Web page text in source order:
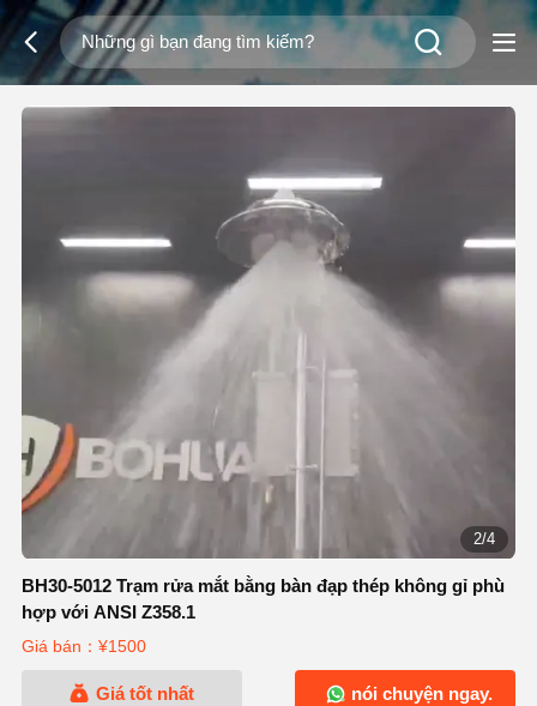
2/4
BH30-5012 Trạm rửa mắt bằng bàn đạp thép không gỉ phù
hợp với ANSI Z358.1
Giá bán：¥1500
Giá tốt nhất nói chuyện ngay.